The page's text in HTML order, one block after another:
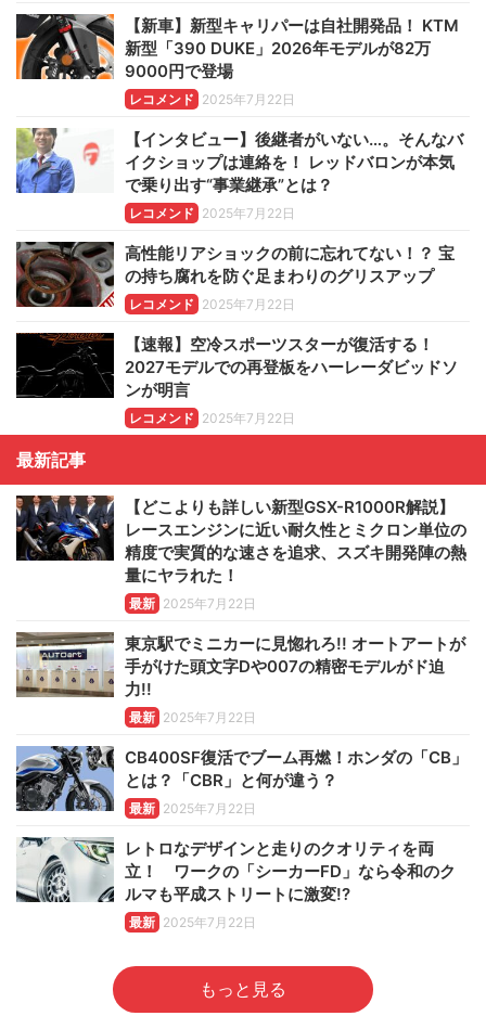
【新車】新型キャリパーは自社開発品！ KTM
新型「390 DUKE」2026年モデルが82万
9000円で登場
レコメンド 2025年7月22日
【インタビュー】後継者がいない…。そんなバ
イクショップは連絡を！ レッドバロンが本気
で乗り出す“事業継承”とは？
レコメンド 2025年7月22日
高性能リアショックの前に忘れてない！？ 宝
の持ち腐れを防ぐ足まわりのグリスアップ
レコメンド 2025年7月22日
【速報】空冷スポーツスターが復活する！
2027モデルでの再登板をハーレーダビッドソ
ンが明言
レコメンド 2025年7月22日
最新記事
【どこよりも詳しい新型GSX-R1000R解説】
レースエンジンに近い耐久性とミクロン単位の
精度で実質的な速さを追求、スズキ開発陣の熱
量にヤラれた！
最新 2025年7月22日
東京駅でミニカーに見惚れろ!! オートアートが
手がけた頭文字Dや007の精密モデルがド迫
力!!
最新 2025年7月22日
CB400SF復活でブーム再燃！ホンダの「CB」
とは？「CBR」と何が違う？
最新 2025年7月22日
レトロなデザインと走りのクオリティを両
立！ ワークの「シーカーFD」なら令和のク
ルマも平成ストリートに激変!?
最新 2025年7月22日
もっと見る